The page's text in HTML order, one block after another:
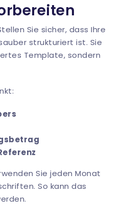
Sie sicher, dass Ihre
strukturiert ist. Sie
Template, sondern
Sie jeden Monat
So kann das